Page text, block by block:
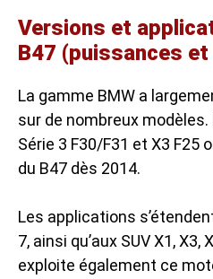
Versions et
B47 (puissances
La gamme BMW a
sur de nombreux modèles.
Série 3 F30/F31 et X3 F25
du B47 dès 2014.
Les applications
7, ainsi qu’aux SUV X1,
exploite également ce